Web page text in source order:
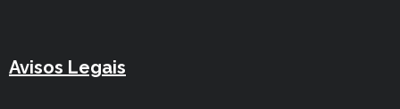
Avisos Legais